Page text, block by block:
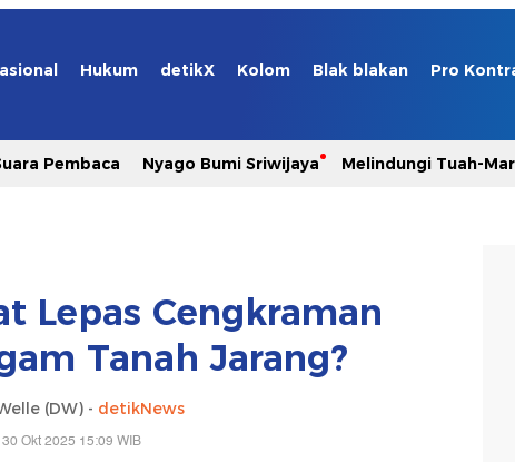
Hukum detikX Kolom Blak blakan Pro
Pembaca Nyago Bumi Sriwijaya Melindungi Tuah-
Lepas Cengkraman
Tanah Jarang?
(DW) - detikNews
Okt 2025 15:09 WIB